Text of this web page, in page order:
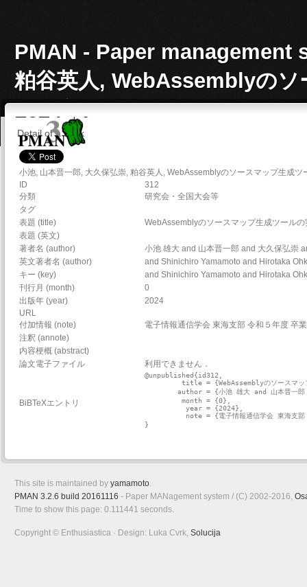
PMAN - Paper management
粕谷英人, WebAssemblyの
2024年.
Detail of a work
小池, 山本晋一郎, 大久保弘崇, 粕谷英人, WebAssemblyのソースマップ生成
ID
312
分類
研究会・全国大会等
タグ
表題 (title)
WebAssemblyのソースマップ生成ツールの
表題 (英文)
著者名 (author)
小池 雄大 and 山本晋一郎 and 大久保弘崇
英文著者名 (author)
and Shinichiro Yamamoto and Hirotaka
キー (key)
and Shinichiro Yamamoto and Hirotaka
刊行月 (month)
0
出版年 (year)
2024
URL
付加情報 (note)
電子情報通信学会 東海支部 令和５年度 卒
注釈 (annote)
内容梗概 (abstract)
論文電子ファイル
利用できません．
BiBTeXエントリ
@unpublished{id312,
title = {WebAssemblyのソースマッ
author = {小池 雄大 and 山本晋一郎
         month = {0},
          year = {2024},
note = {電子情報通信学会 東海支部
}
This site is maintained by yamamoto.
PMAN 3.2.6 build 20161116 - Paper MANagement system / (C) 2002-2016,
Time to show this page: 0.111441 seconds.
Copyright © Enthusiastica · Design: Luka Cvrk, Solucija